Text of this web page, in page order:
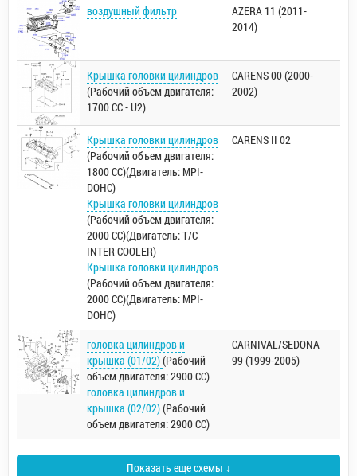
воздушный фильтр
AZERA 11 (2011-
2014)
Крышка головки цилиндров
(Рабочий объем двигателя:
1700 CC - U2)
CARENS 00 (2000-
2002)
Крышка головки цилиндров
(Рабочий объем двигателя:
1800 CC)(Двигатель: MPI-
DOHC)
Крышка головки цилиндров
(Рабочий объем двигателя:
2000 CC)(Двигатель: T/C
INTER COOLER)
Крышка головки цилиндров
(Рабочий объем двигателя:
2000 CC)(Двигатель: MPI-
DOHC)
CARENS II 02
головка цилиндров и
крышка (01/02)(Рабочий
объем двигателя: 2900 CC)
головка цилиндров и
крышка (02/02)(Рабочий
объем двигателя: 2900 CC)
CARNIVAL/SEDONA
99 (1999-2005)
Показать еще схемы ↓